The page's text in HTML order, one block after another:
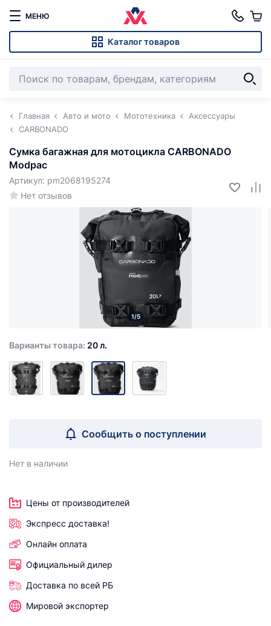
МЕНЮ
Каталог товаров
Главная Авто и мото Мототехника
Аксессуары
CARBONADO
Сумка багажная для мотоцикла CARBONADO
Modpac
Нет отзывов
Артикул: pm2068195274
1/5
Варианты товара: 20 л.
Сообщить о поступлении
Нет в наличии
Цены от производителей
Экспресс доставка!
Онлайн оплата
Официальный дилер
Доставка по всей РБ
Мировой экспортер